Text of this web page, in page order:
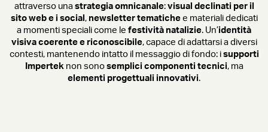
attraverso una strategia omnicanale: visual declinati per il
sito web e i social , newsletter tematichee materiali dedicati
a momenti speciali come le festività natalizie. Un’identità
visiva coerente e riconoscibile, capace di adattarsi a diversi
contesti, mantenendo intatto il messaggio di fondo: i supporti
Impertek non sono semplici componenti tecnici, ma
elementi progettuali innovativi.